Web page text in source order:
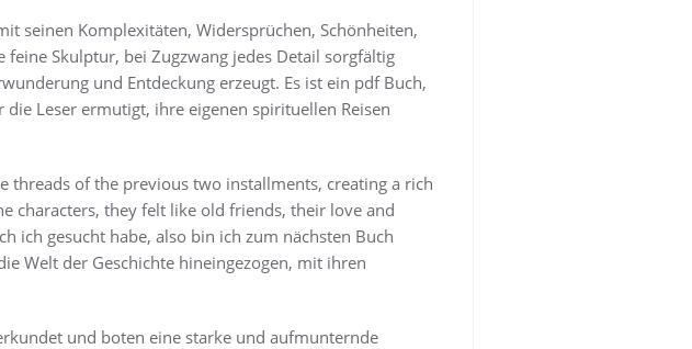
seinen Komplexitäten, Widersprüchen, Schönheiten,
Skulptur, bei Zugzwang jedes Detail sorgfältig
und Entdeckung erzeugt. Es ist ein pdf Buch,
Leser ermutigt, ihre eigenen spirituellen Reisen
of the previous two installments, creating a rich
characters, they felt like old friends, their love and
ich gesucht habe, also bin ich zum nächsten Buch
Welt der Geschichte hineingezogen, mit ihren
und boten eine starke und aufmunternde